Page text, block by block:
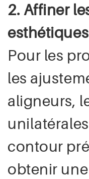
2. Affiner
esthétiques
Pour les
les
aligneurs,
contour
obtenir